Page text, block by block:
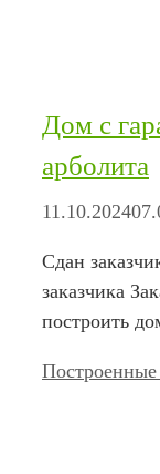
Дом с
арболита
11.10.2024
Сдан
заказчика
построить
Рубрики
Построенные